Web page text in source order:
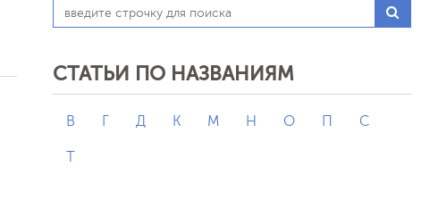
СТАТЬИ ПО НАЗВАНИЯМ
В Г Д К М Н О П С
Т